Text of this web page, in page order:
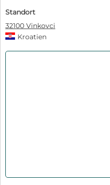
Standort
32100 Vinkovci
Kroatien